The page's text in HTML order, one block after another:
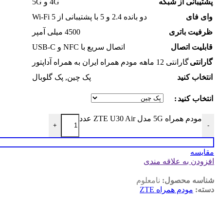
وای فای
دو بانده 2.4 و 5 با پشتیبانی از Wi-Fi 5
ظرفیت باتری
4500 میلی آمپر
قابلیت اتصال
اتصال سریع با NFC و USB-C
گارانتیگارانتی 12 ماهه مودم همراه ایران به همراه آداپتور
انتخاب کنید
پک چین, پک گلوبال
انتخاب کنید
-
مودم همراه 5G مدل ZTE U30 Air عدد
+
مقايسه
افزودن به علاقه مندی
شناسه محصول: نامعلوم
دسته: مودم همراه ZTE